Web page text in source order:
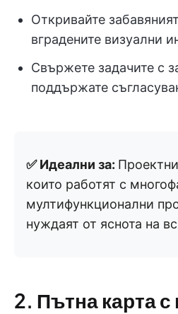
Откривайте
вградените визуални
Свържете задачите с
поддържате
✅ Идеални за:
които работят с
мултифункционални
нуждаят от яснота на
2. Пътна карта